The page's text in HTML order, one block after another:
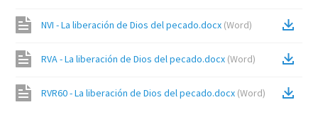
NVI - La liberación de Dios del pecado.docx (Word)
RVA - La liberación de Dios del pecado.docx (Word)
RVR60 - La liberación de Dios del pecado.docx (Word)